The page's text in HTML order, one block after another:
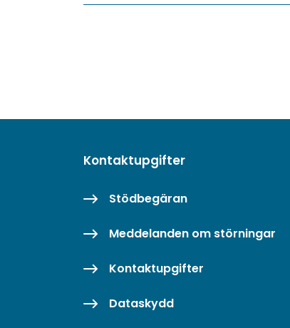
Kontaktupgifter
Stödbegäran
Meddelanden om störningar
Kontaktupgifter
Dataskydd